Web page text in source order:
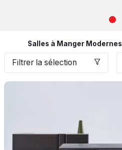
Filtrer la sélection
Salles à Manger Modernes